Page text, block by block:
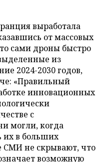
выработала
от массовых
сами дроны быстро
из
2024-2030 годов,
«Правильный
инновационных
с
могли, когда
их в больших
СМИ не скрывают, что
возможную